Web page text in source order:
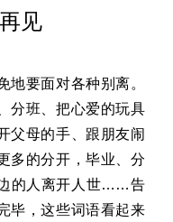
见
地要面对各种别离。
分班、把心爱的玩具
父母的手、跟朋友闹
多的分开，毕业、分
的人离开人世……告
毕，这些词语看起来